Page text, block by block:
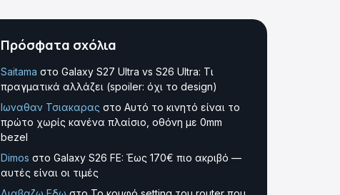
Πρόσφατα σχόλια
SaitamaστοGalaxy S27 Ultra vs S26 Ultra: Τι
πραγματικά αλλάζει (spoiler: όχι το design)
Ιωναθαν ΤσιακαραςστοΑυτό το κινητό είναι το
πρώτο χωρίς κανένα πλαίσιο, οθόνη με 0mm
bezel
DimosστοGalaxy S26 FE: Έως 170€ πιο ακριβό —
αυτές είναι οι τιμές